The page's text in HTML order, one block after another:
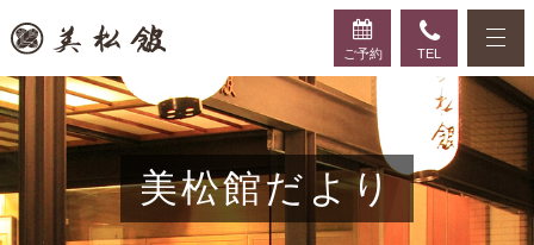
ご予約 TEL
美松館だより